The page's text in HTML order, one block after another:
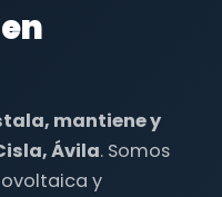
mantiene y
Ávila. Somos
y